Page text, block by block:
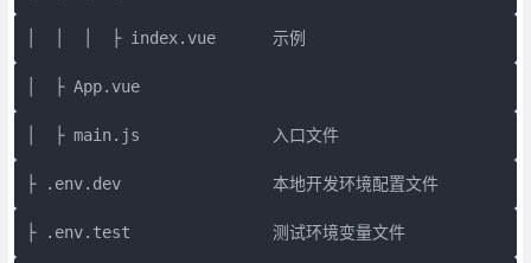
│  │  │  ├ index.vue      示例
│  ├ App.vue
│  ├ main.js              入口文件
├ .env.dev                本地开发环境配置文件
├ .env.test               测试环境变量文件